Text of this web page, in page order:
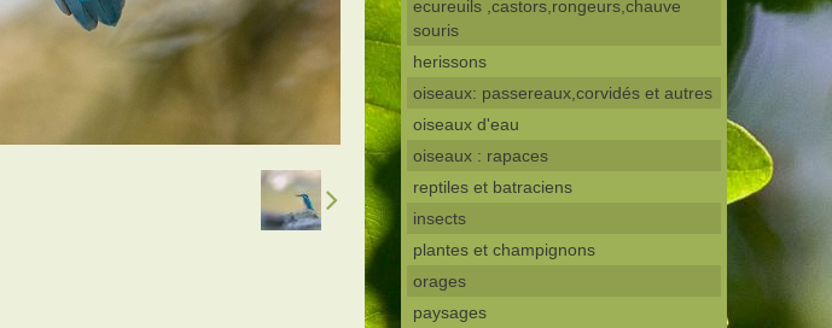
ecureuils ,castors,rongeurs,chauve
souris
herissons
oiseaux: passereaux,corvidés et autres
oiseaux d'eau
oiseaux : rapaces
reptiles et batraciens
insects
plantes et champignons
orages
paysages